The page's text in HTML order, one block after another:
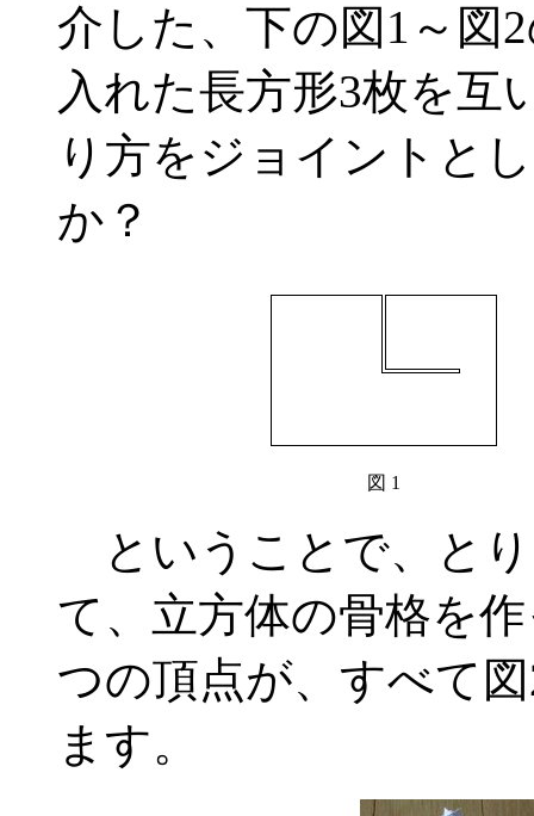
介した、下の図1～図
入れた長方形3枚を互
り方をジョイントと
か？
図 1
ということで、と
て、立方体の骨格を
つの頂点が、すべて
ます。